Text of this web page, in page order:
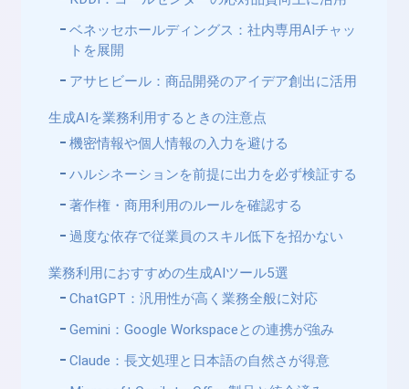
ベネッセホールディングス：社内専用AIチャッ
トを展開
アサヒビール：商品開発のアイデア創出に活用
生成AIを業務利用するときの注意点
機密情報や個人情報の入力を避ける
ハルシネーションを前提に出力を必ず検証する
著作権・商用利用のルールを確認する
過度な依存で従業員のスキル低下を招かない
業務利用におすすめの生成AIツール5選
ChatGPT：汎用性が高く業務全般に対応
Gemini：Google Workspaceとの連携が強み
Claude：長文処理と日本語の自然さが得意